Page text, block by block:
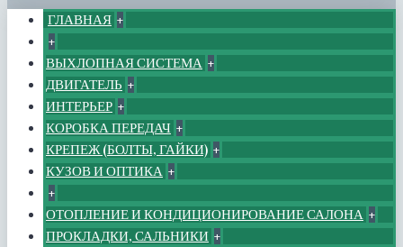
ГЛАВНАЯ +
+
ВЫХЛОПНАЯ СИСТЕМА +
ДВИГАТЕЛЬ +
ИНТЕРЬЕР +
КОРОБКА ПЕРЕДАЧ +
КРЕПЕЖ (БОЛТЫ, ГАЙКИ) +
КУЗОВ И ОПТИКА +
+
ОТОПЛЕНИЕ И КОНДИЦИОНИРОВАНИЕ САЛОНА +
ПРОКЛАДКИ, САЛЬНИКИ +